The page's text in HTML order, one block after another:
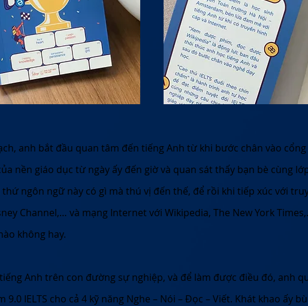
anh bắt đầu quan tâm đến tiếng Anh từ khi bước chân vào
nền giáo dục từ ngày ấy đến giờ và quan sát thấy bạn bè cùng
ngôn ngữ này có gì mà thú vị đến thế, để rồi khi tiếp xúc với
Channel,… và mạng Internet với Wikipedia, The New York
không hay.
Anh trên con đường sự nghiệp, và để làm được điều đó, anh
9.0 IELTS cho cả 4 kỹ năng Nghe – Nói – Đọc – Viết. Khát khao ấy